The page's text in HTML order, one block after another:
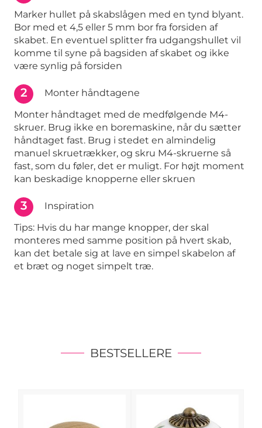
Marker hullet på skabslågen med en tynd blyant.
Bor med et 4,5 eller 5 mm bor fra forsiden af
skabet. En eventuel splitter fra udgangshullet vil
komme til syne på bagsiden af skabet og ikke
være synlig på forsiden
2
Monter håndtagene
Monter håndtaget med de medfølgende M4-
skruer. Brug ikke en boremaskine, når du sætter
håndtaget fast. Brug i stedet en almindelig
manuel skruetrækker, og skru M4-skruerne så
fast, som du føler, det er muligt. For højt moment
kan beskadige knopperne eller skruen
3
Inspiration
Tips: Hvis du har mange knopper, der skal
monteres med samme position på hvert skab,
kan det betale sig at lave en simpel skabelon af
et bræt og noget simpelt træ.
BESTSELLERE